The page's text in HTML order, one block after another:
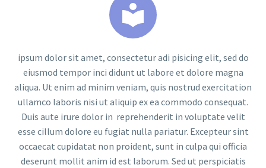


ipsum dolor sit amet, consectetur adi pisicing elit, sed do
eiusmod tempor inci didunt ut labore et dolore magna
aliqua. Ut enim ad minim veniam, quis nostrud exercitation
ullamco laboris nisi ut aliquip ex ea commodo consequat.
Duis aute irure dolor in reprehenderit in voluptate velit
esse cillum dolore eu fugiat nulla pariatur. Excepteur sint
occaecat cupidatat non proident, sunt in culpa qui officia
deserunt mollit anim id est laborum. Sed ut perspiciatis